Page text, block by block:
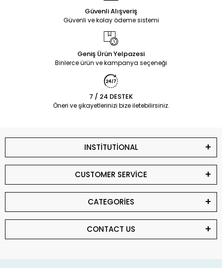
Güvenli Alışveriş
Güvenli ve kolay ödeme sistemi
Geniş Ürün Yelpazesi
Binlerce ürün ve kampanya seçeneği
7 / 24 DESTEK
Öneri ve şikayetlerinizi bize iletebilirsiniz.
INSTİTUTİONAL
CUSTOMER SERVİCE
CATEGORİES
CONTACT US